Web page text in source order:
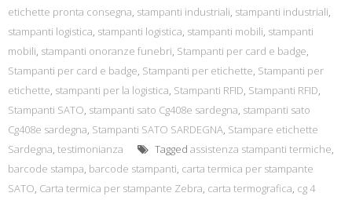
etichette pronta consegna, stampanti industriali, stampanti industriali,
stampanti logistica, stampanti logistica, stampanti mobili, stampanti
mobili, stampanti onoranze funebri, Stampanti per card e badge,
Stampanti per card e badge, Stampanti per etichette, Stampanti per
etichette, stampanti per la logistica, Stampanti RFID, Stampanti RFID,
Stampanti SATO, stampanti sato Cg408e sardegna, stampanti sato
Cg408e sardegna, Stampanti SATO SARDEGNA, Stampare etichette
Sardegna, testimonianza Tagged assistenza stampanti termiche,
barcode stampa, barcode stampanti, carta termica per stampante
SATO, Carta termica per stampante Zebra, carta termografica, cg 4